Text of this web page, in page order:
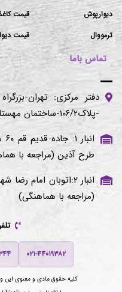
دیوارپوش
ترمووال
قیمت
قیمت
تماس باما
دفتر مرکزی: تهران-
-پلاک۱۰۶/۲-ساختمان مهستان-طبقه۴-واحد ۱۶
طرح آذین (مراجعه با
(مراجعه با هماهنگی)
۰۲۱-۴۴۰۱۹۳۸۲
کلیه حقوق مادی و معنوی این